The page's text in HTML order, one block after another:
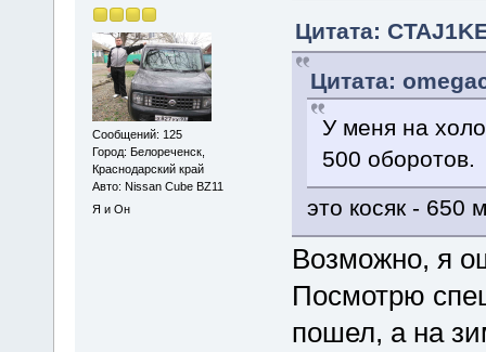
Сообщений: 125
Город: Белореченск,
Краснодарский край
Авто: Nissan Cube BZ11
Я и Он
Цитата:
Цитата:
У меня на
500 оборотов.
это косяк - 650
Возможно, я
Посмотрю
пошел, а на